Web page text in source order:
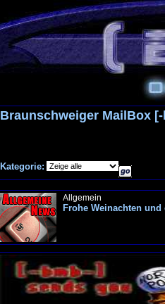
Braunschweiger MailBox
Kategorie:
Allgemein
Frohe Weinachten